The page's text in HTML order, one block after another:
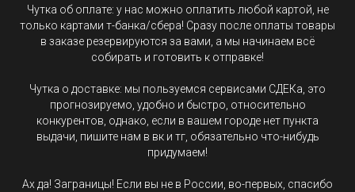
Чутка об оплате: у нас можно оплатить любой картой, не
только картами т-банка/сбера! Сразу после оплаты товары
в заказе резервируются за вами, а мы начинаем всё
собирать и готовить к отправке!
Чутка о доставке: мы пользуемся сервисами СДЕКа, это
прогнозируемо, удобно и быстро, относительно
конкурентов, однако, если в вашем городе нет пункта
выдачи, пишите нам в вк и тг, обязательно что-нибудь
придумаем!
Ах да! Заграницы! Если вы не в России, во-первых, спасибо